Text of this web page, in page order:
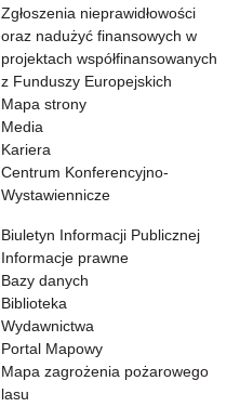
Zgłoszenia nieprawidłowości
oraz nadużyć finansowych w
projektach współfinansowanych
z Funduszy Europejskich
Mapa strony
Media
Kariera
Centrum Konferencyjno-
Wystawiennicze
Biuletyn Informacji Publicznej
Informacje prawne
Bazy danych
Biblioteka
Wydawnictwa
Portal Mapowy
Mapa zagrożenia pożarowego
lasu